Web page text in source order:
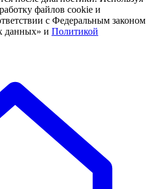
файлов cookie и
с Федеральным законом
данных» и Политикой